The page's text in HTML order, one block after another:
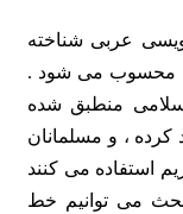
عربی شناخته
محسوب می شود .
منطبق شده
، و مسلمانان
استفاده می کنند
می توانیم خط